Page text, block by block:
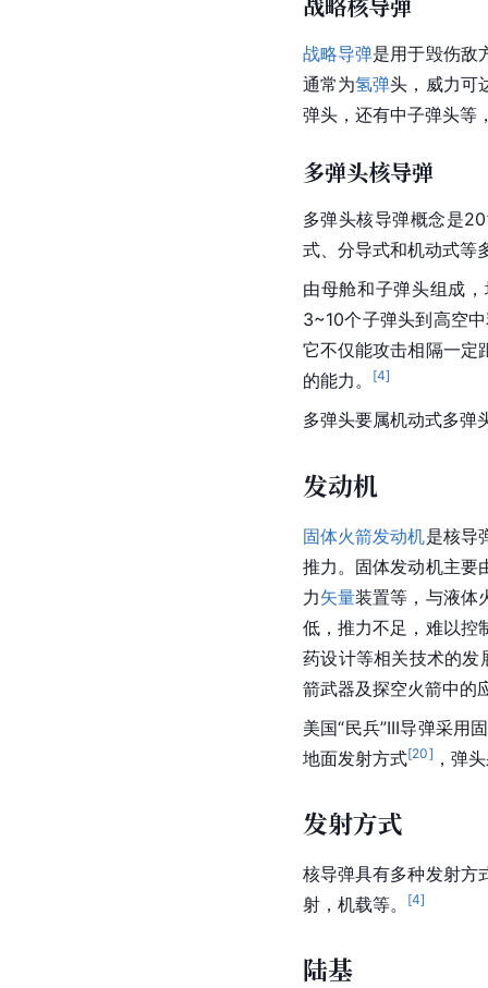
战略核导弹
战略导弹是用于毁伤敌
通常为氢弹头，威力可
弹头，还有中子弹头等
多弹头核导弹
多弹头核导弹概念是
式、分导式和机动式等
由母舱和子弹头组成
3~10个子弹头到高空
它不仅能攻击相隔一定
的能力。
[4]
多弹头要属机动式多弹
发动机
固体火箭发动机是核导
推力。固体发动机主要
力矢量装置等，与液体
低，推力不足，难以控
药设计等相关技术的发
箭武器及探空火箭中的
美国“民兵”III导弹采用
地面发射方式[20] ，弹
发射方式
核导弹具有多种发射方
射，机载等。
[4]
陆基